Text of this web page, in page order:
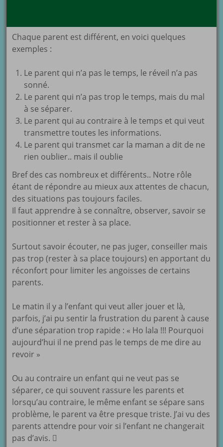
Chaque parent est différent, en voici quelques
exemples :
Le parent qui n’a pas le temps, le réveil n’a pas
sonné.
Le parent qui n’a pas trop le temps, mais du mal
à se séparer.
Le parent qui au contraire à le temps et qui veut
transmettre toutes les informations.
Le parent qui transmet car la maman a dit de ne
rien oublier.. mais il oublie
Bref des cas nombreux et différents.. Notre rôle
étant de répondre au mieux aux attentes de chacun,
des situations pas toujours faciles.
Il faut apprendre à se connaître, observer, savoir se
positionner et rester à sa place.
Surtout savoir écouter, ne pas juger, conseiller mais
pas trop (rester à sa place toujours) en apportant du
réconfort pour limiter les angoisses de certains
parents.
Le matin il y a l’enfant qui veut aller jouer et là,
parfois, j’ai pu sentir la frustration du parent à cause
d’une séparation trop rapide : « Ho lala !!! Pourquoi
aujourd’hui il ne prend pas le temps de me dire au
revoir »
Ou au contraire un enfant qui ne veut pas se
séparer, ce qui souvent rassure les parents et
lorsqu’au contraire, le même enfant se sépare sans
problème, le parent va être presque triste. J’ai vu des
parents attendre pour voir si l’enfant ne changerait
pas d’avis. 